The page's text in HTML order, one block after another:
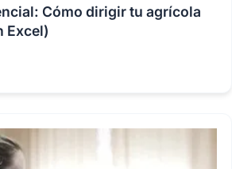
Cómo dirigir tu agrícola
Excel)